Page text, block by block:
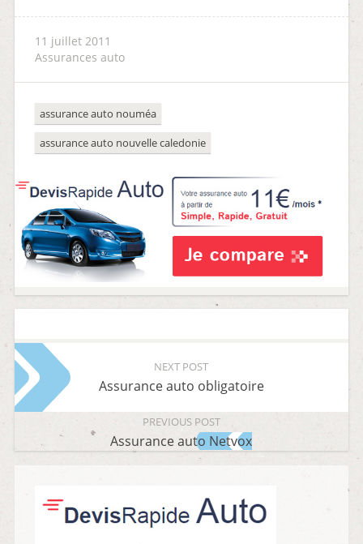
11 juillet 2011
Assurances auto
assurance auto nouméa
assurance auto nouvelle caledonie
NEXT POST
Assurance auto obligatoire
PREVIOUS POST
Assurance auto Netvox